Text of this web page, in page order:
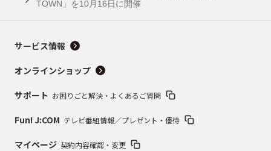
TOWN」を10月16日に開催
サービス情報
オンラインショップ
サポート お困りごと解決・よくあるご質問
Fun! J:COM テレビ番組情報／プレゼント・優待
マイページ 契約内容確認・変更